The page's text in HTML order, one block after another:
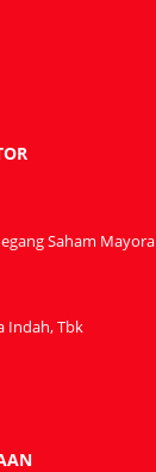
Saham Mayora
Indah, Tbk